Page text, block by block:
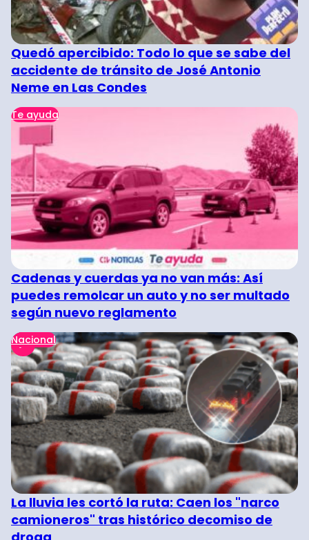
Quedó apercibido: Todo lo que se sabe del
accidente de tránsito de José Antonio
Neme en Las Condes
Te ayuda
Cadenas y cuerdas ya no van más: Así
puedes remolcar un auto y no ser multado
según nuevo reglamento
Nacional
La lluvia les cortó la ruta: Caen los "narco
camioneros" tras histórico decomiso de